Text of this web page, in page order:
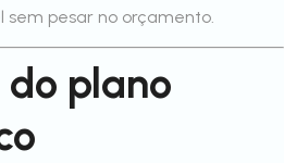
sem pesar no orçamento.
plano